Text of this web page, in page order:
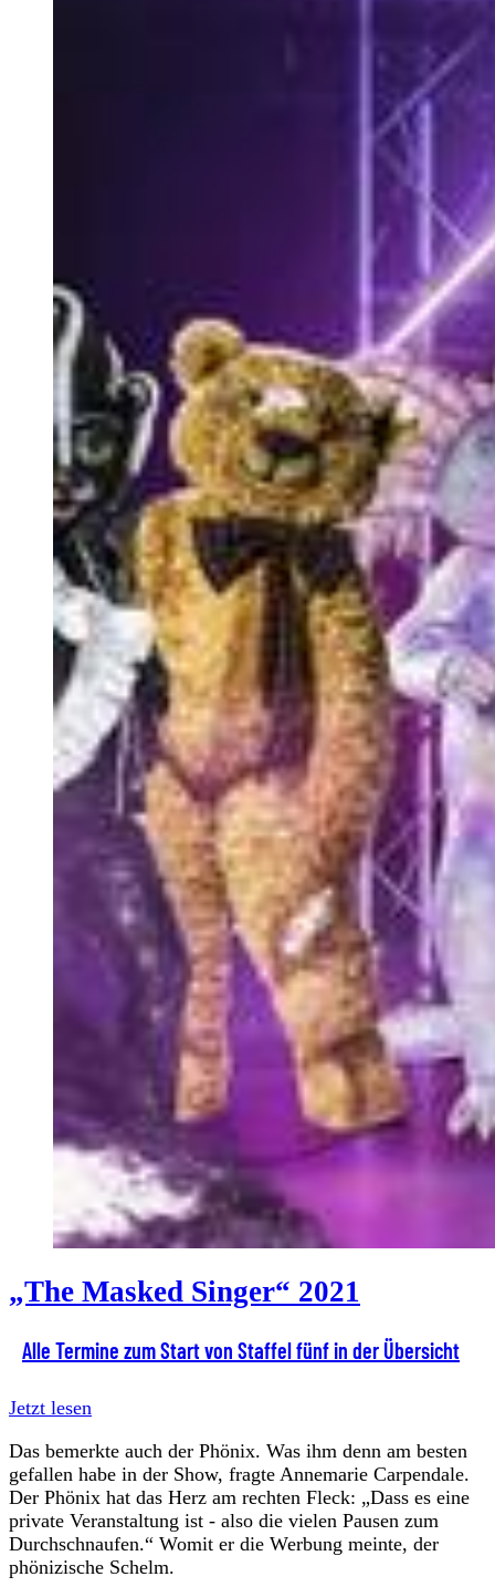
„The Masked Singer“ 2021
Alle Termine zum Start von Staffel fünf in der Übersicht
Jetzt lesen
Das bemerkte auch der Phönix. Was ihm denn am besten
gefallen habe in der Show, fragte Annemarie Carpendale.
Der Phönix hat das Herz am rechten Fleck: „Dass es eine
private Veranstaltung ist - also die vielen Pausen zum
Durchschnaufen.“ Womit er die Werbung meinte, der
phönizische Schelm.